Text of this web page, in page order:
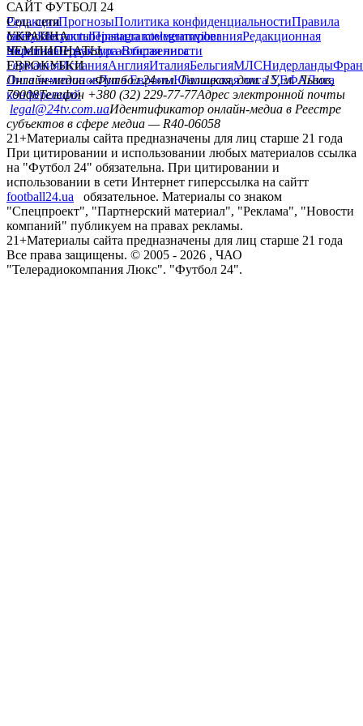
САЙТ ФУТБОЛ 24
РедакцияПрогнозыПолитика конфиденциальностиПравила
сайтуКонтактыПравила комментированияРедакционная
политикаСтруктура собственности
Соц. сети
facebookxyoutubeinstagramtelegramviber
УКРАИНА
УкраинаПервая лигаВторая лига
ЧЕМПИОНАТЫ
ГерманияИспанияАнглияИталияБельгияМЛСНидерланды
ЕВРОКУБКИ
Лига чемпионовЛига ЕвропыЮношеская лига УЕФАЛига
конференций
Онлайн-медиа «Футбол 24»пл. Галицкая, дом. 15, м. Львов,
79008Телефон +380 (32) 229-77-77Адрес электронной почты
legal@24tv.com.uaИдентификатор онлайн-медиа в Реестре
субъектов в сфере медиа — R40-06058
21+Материалы сайта предназначены для лиц старше 21 года
При цитировании и использовании любых материалов ссылка
на "Футбол 24" обязательна. При цитировании и
использовании в сети Интернет гиперссылка на сайтт
football24.ua
обязательное. Материалы со знаком
"Спецпроект", "Партнерский материал", "Реклама", "Новости
компаний" публикуем на правах рекламы.
21+Материалы сайта предназначены для лиц старше 21 года
Все права защищены. © 2005 - 2026 , ЧАО
"Телерадиокомпания Люкс". "Футбол 24".